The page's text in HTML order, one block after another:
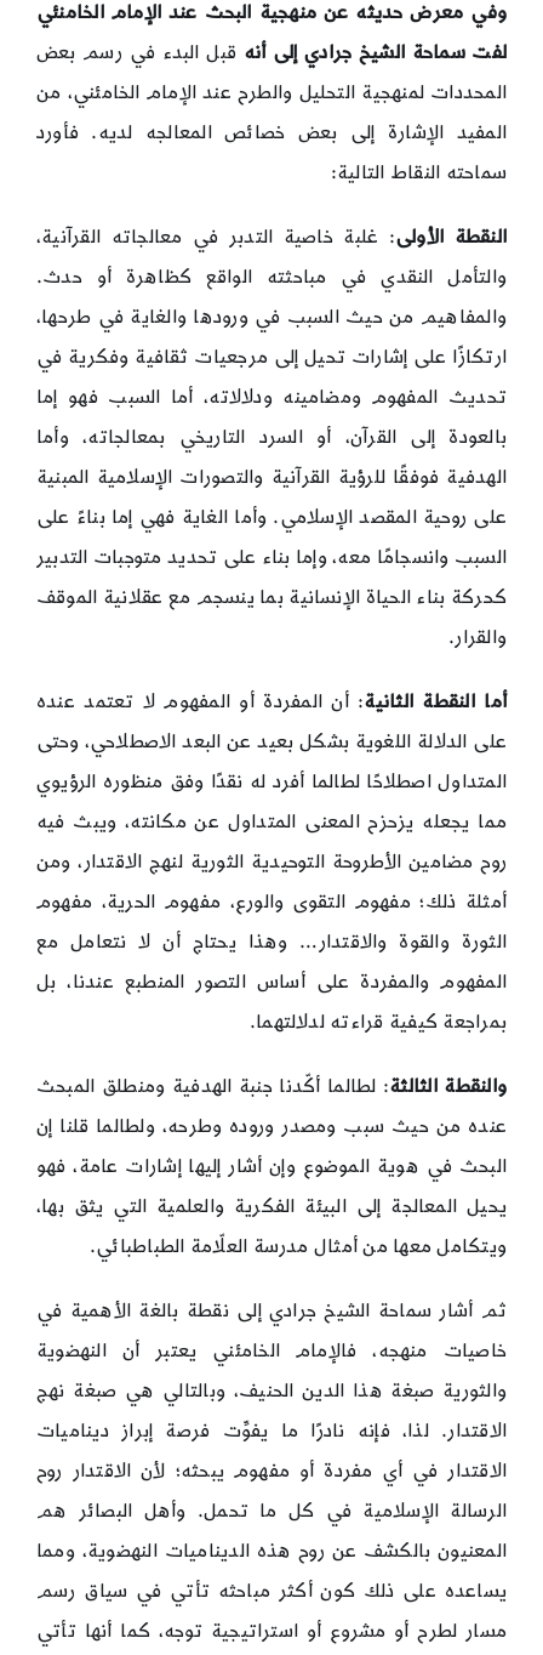
وفي معرض حديثه عن منهجية البحث عند الإمام الخامنئي
لفت سماحة الشيخ جرادي إلى أنه قبل البدء في رسم بعض
المحددات لمنهجية التحليل والطرح عند الإمام الخامئني، من
المفيد الإشارة إلى بعض خصائص المعالجه لديه. فأورد
سماحته النقاط التالية:
النقطة الأولى: غلبة خاصية التدبر في معالجاته القرآنية،
والتأمل النقدي في مباحثته الواقع كظاهرة أو حدث.
والمفاهيم من حيث السبب في ورودها والغاية في طرحها،
ارتكازًا على إشارات تحيل إلى مرجعيات ثقافية وفكرية في
تحديث المفهوم ومضامينه ودلالاته، أما السبب فهو إما
بالعودة إلى القرآن، أو السرد التاريخي بمعالجاته، وأما
الهدفية فوفقًا للرؤية القرآنية والتصورات الإسلامية المبنية
على روحية المقصد الإسلامي. وأما الغاية فهي إما بناءً على
السبب وانسجامًا معه، وإما بناء على تحديد متوجبات التدبير
كحركة بناء الحياة الإنسانية بما ينسجم مع عقلانية الموقف
والقرار.
أما النقطة الثانية: أن المفردة أو المفهوم لا تعتمد عنده
على الدلالة اللغوية بشكل بعيد عن البعد الاصطلاحي، وحتى
المتداول اصطلاحًا لطالما أفرد له نقدًا وفق منظوره الرؤيوي
مما يجعله يزحزح المعنى المتداول عن مكانته، ويبث فيه
روح مضامين الأطروحة التوحيدية الثورية لنهج الاقتدار، ومن
أمثلة ذلك؛ مفهوم التقوى والورع، مفهوم الحرية، مفهوم
الثورة والقوة والاقتدار… وهذا يحتاج أن لا نتعامل مع
المفهوم والمفردة على أساس التصور المنطبع عندنا، بل
بمراجعة كيفية قراءته لدلالتهما.
والنقطة الثالثة: لطالما أكّدنا جنبة الهدفية ومنطلق المبحث
عنده من حيث سبب ومصدر وروده وطرحه، ولطالما قلنا إن
البحث في هوية الموضوع وإن أشار إليها إشارات عامة، فهو
يحيل المعالجة إلى البيئة الفكرية والعلمية التي يثق بها،
ويتكامل معها من أمثال مدرسة العلّامة الطباطبائي.
ثم أشار سماحة الشيخ جرادي إلى نقطة بالغة الأهمية في
خاصيات منهجه، فالإمام الخامئني يعتبر أن النهضوية
والثورية صبغة هذا الدين الحنيف، وبالتالي هي صبغة نهج
الاقتدار. لذا، فإنه نادرًا ما يفوِّت فرصة إبراز ديناميات
الاقتدار في أي مفردة أو مفهوم يبحثه؛ لأن الاقتدار روح
الرسالة الإسلامية في كل ما تحمل. وأهل البصائر هم
المعنيون بالكشف عن روح هذه الديناميات النهضوية، ومما
يساعده على ذلك كون أكثر مباحثه تأتي في سياق رسم
مسار لطرح أو مشروع أو استراتيجية توجه، كما أنها تأتي